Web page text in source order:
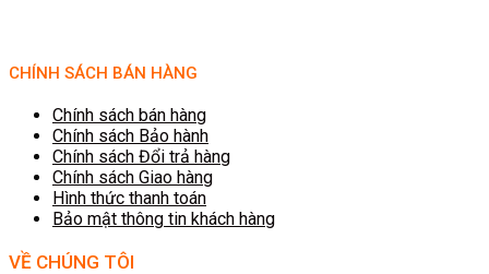
CHÍNH SÁCH BÁN HÀNG
Chính sách bán hàng
Chính sách Bảo hành
Chính sách Đổi trả hàng
Chính sách Giao hàng
Hình thức thanh toán
Bảo mật thông tin khách hàng
VỀ CHÚNG TÔI